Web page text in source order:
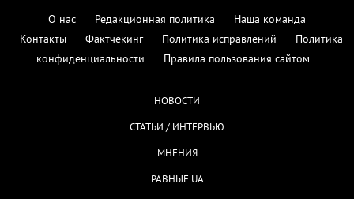
О нас Редакционная политика
Наша команда
Контакты
Фактчекинг Политика исправлений
Политика
конфиденциальности
Правила пользования сайтом
НОВОСТИ
СТАТЬИ / ИНТЕРВЬЮ
МНЕНИЯ
РАВНЫЕ.UA